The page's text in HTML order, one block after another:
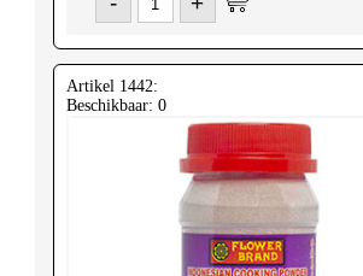
Artikel 1442:
Beschikbaar: 0